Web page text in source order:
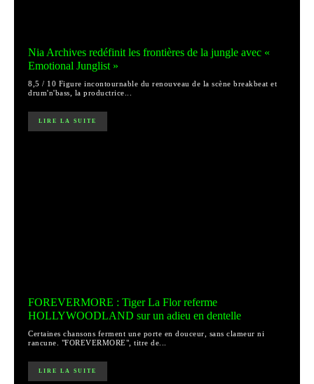
Nia Archives redéfinit les frontières de la jungle avec «
Emotional Junglist »
8,5 / 10 Figure incontournable du renouveau de la scène breakbeat et
drum'n'bass, la productrice...
LIRE LA SUITE
FOREVERMORE : Tiger La Flor referme
HOLLYWOODLAND sur un adieu en dentelle
Certaines chansons ferment une porte en douceur, sans clameur ni
rancune. "FOREVERMORE", titre de...
LIRE LA SUITE